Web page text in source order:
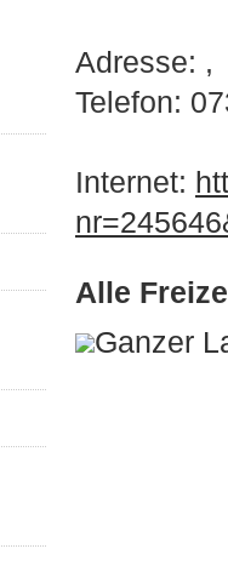
Adresse: ,
Telefon:
Internet:
Alle
Ganzer